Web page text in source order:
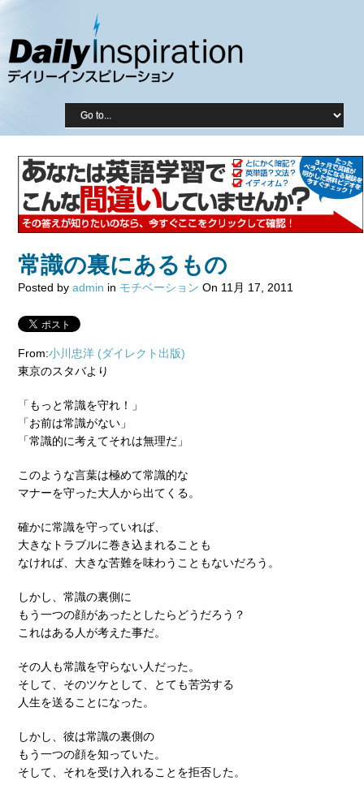
常識の裏にあるもの
Posted by admin in モチベーション On 11月 17, 2011
From:小川忠洋 (ダイレクト出版)
東京のスタバより
「もっと常識を守れ！」
「お前は常識がない」
「常識的に考えてそれは無理だ」
このような言葉は極めて常識的な
マナーを守った大人から出てくる。
確かに常識を守っていれば、
大きなトラブルに巻き込まれることも
なければ、大きな苦難を味わうこともないだろう。
しかし、常識の裏側に
もう一つの顔があったとしたらどうだろう？
これはある人が考えた事だ。
その人も常識を守らない人だった。
そして、そのツケとして、とても苦労する
人生を送ることになった。
しかし、彼は常識の裏側の
もう一つの顔を知っていた。
そして、それを受け入れることを拒否した。